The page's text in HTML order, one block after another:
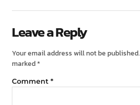
Leave a Reply
Your email address will not be published.
marked*
Comment *